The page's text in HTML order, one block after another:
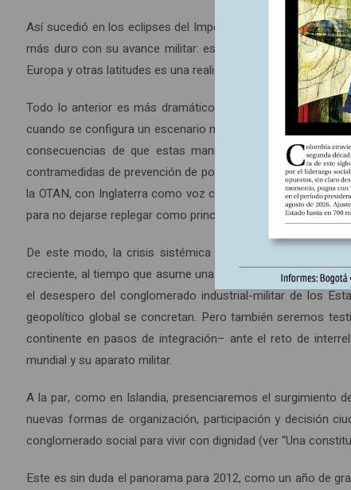
Así sucedió en los eclipses del Imperio Romano, el Inglés
más duro con su avance militar: es la opción última que
Europa y otras latitudes es una realidad cada vez más
Todo lo anterior es más dramático en la coyuntura
cuando se configura un escenario militar y de guerra en
consecuencias de que estas maniobras lleven a un
contramedidas de prevención de poderes con inmensa
la OTAN, con Inglaterra como voz cantante. Esta alianza,
para no dejarse replegar como principal actor del sistema
De este modo, la crisis sistémica en curso, con
creciente, al tiempo que asume una fuerte expresión
el desespero del conglomerado industrial-militar de los
geopolítico global se concretan. Pero también seremos
continente en pasos de integración– ante el reto de
mundial y su aparato militar.
A la par, como en Islandia, presenciaremos el surgimiento
nuevas formas de organización, participación y decisión
conglomerado social para vivir con dignidad (ver “Una
Este es sin duda el panorama para 2012, como un año de